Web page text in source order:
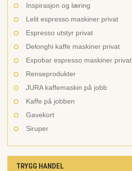
Inspirasjon og læring
Lelit espresso maskiner privat
Espresso utstyr privat
Delonghi kaffe maskiner privat
Expobar espresso maskiner privat
Renseprodukter
JURA kaffemaskin på jobb
Kaffe på jobben
Gavekort
Siruper
TRYGG HANDEL